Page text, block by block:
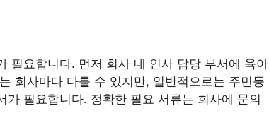
필요합니다. 먼저 회사 내 인사 담당 부서에 육아
회사마다 다를 수 있지만, 일반적으로는 주민등
필요합니다. 정확한 필요 서류는 회사에 문의